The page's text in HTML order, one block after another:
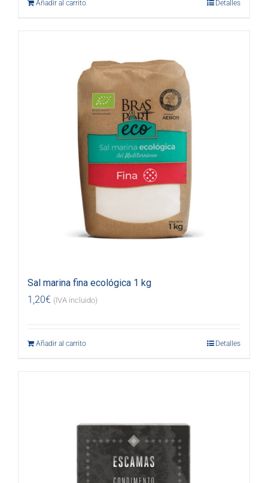
Añadir al carrito Detalles
Sal marina fina ecológica 1 kg
1,20€ (IVA incluido)
Añadir al carrito Detalles